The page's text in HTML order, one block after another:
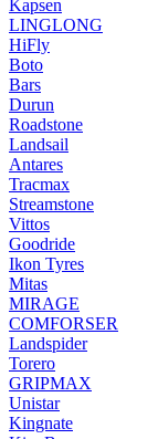
Kapsen
LINGLONG
HiFly
Boto
Bars
Durun
Roadstone
Landsail
Antares
Tracmax
Streamstone
Vittos
Goodride
Ikon Tyres
Mitas
MIRAGE
COMFORSER
Landspider
Torero
GRIPMAX
Unistar
Kingnate